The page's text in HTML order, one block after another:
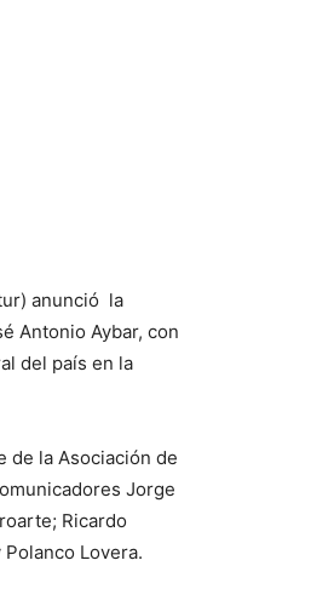
anunció la
Antonio Aybar, con
del país en la
de la Asociación de
Jorge
Ricardo
Lovera.